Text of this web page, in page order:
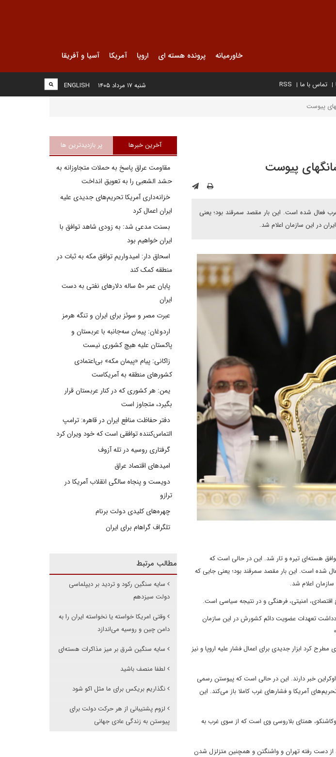
خاورمیانه پرونده هسته ای اروپا آمریکا آسیا و آفریقا
تماس با ما RSS
ENGLISH شنبه ۱۷ مرداد ۱۴۰۵
پیوست
پیوست
فعال شده است. این بار مقصد سمرقند بود؛ یعنی
در این سازمان اعلام شد.
هسته‌ای تیره و تار شد. این در حالی است که
شده است. این بار مقصد سمرقند بود؛ یعنی جایی که
اعلام شد.
امنیتی، فرهنگی و در نتیجه سیاسی است.
یادداشت تعهدات عضویت دائم کشورش در این سازمان
کرد ابزار جدیدی برای اعمال فشار علیه اروپا و نیز
اوکراین خبر دارند. این در حالی است که پیوستن رسمی
آمریکا و فشارهای غرب کاملا باز می‌کند. این
همتای بلاروسی وی است که از سوی غرب به
از دست رفته تهران و واشنگتن و همچنین متزلزل شدن
آخرین خبرها پر بازدیدترین ها
مقاومت عراق پاسخ به حملات متجاوزانه به
حشد الشعبی را به تعویق انداخت
خزانه‌داری آمریکا تحریم‌های جدیدی علیه
ایران اعمال کرد
بسنت مدعی شد: به زودی شاهد توافق با
ایران خواهیم بود
اسحاق دار: امیدواریم توافق مکه به ثبات در
منطقه کمک کند
پایان عمر ۵۰ ساله دلارهای نفتی به دست
ایران
عبرت مصر و سوئز برای ایران و تنگه هرمز
اردوغان: پیمان سه‌جانبه با عربستان و
پاکستان علیه هیچ کشوری نیست
زاکانی: پیام «پیمان مکه» بی‌اعتمادی
کشورهای منطقه به آمریکاست
یمن: هر کشوری که در کنار عربستان قرار
بگیرد، متجاوز است
دفتر حفاظت منافع ایران در قاهره: ترامپ
التماس‌کننده توافقی است که خود ویران کرد
گرفتاری روسیه در تله آزوف
امیدهای اقتصاد عراق
دویست و پنجاه سالگی انقلاب آمریکا در
ترازو
چهره‌های کلیدی دولت برنام
تلگراف گراهام برای ایران
مطالب مرتبط
سایه سنگین رکود و تردید بر دیپلماسی
دولت سیزدهم
وقتی امریکا خواسته یا نخواسته ایران را به
دامن چین و روسیه می‌اندازد
سایه سنگین شرق بر میز مذاکرات هسته‌ای
لطفا منصف باشید
نگذاریم بریکس برای ما مثل اکو شود
لزوم پشتیبانی از هر حرکت دولت برای
پیوستن به زندگی عادی جهانی